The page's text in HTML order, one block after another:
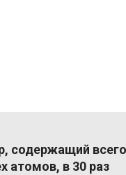
содержащий всего
атомов, в 30 раз